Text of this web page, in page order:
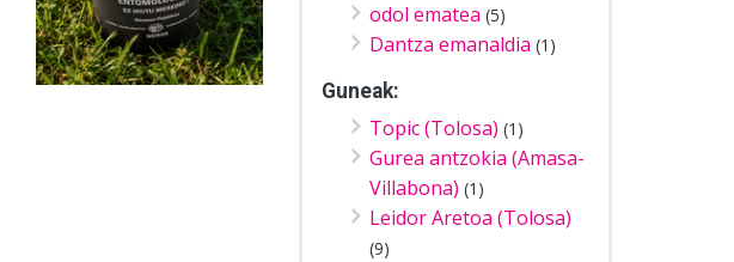
odol ematea (5)
Dantza emanaldia (1)
Guneak:
Topic (Tolosa) (1)
Gurea antzokia (Amasa-
Villabona) (1)
Leidor Aretoa (Tolosa)
(9)